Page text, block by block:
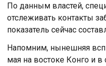
По данным властей,
отслеживать контакты
показатель сейчас
Напомним, нынешняя
мая на востоке Конго и в